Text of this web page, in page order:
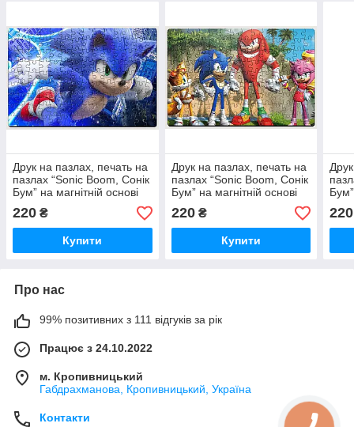
Друк на пазлах, печать на
пазлах “Sonic Boom, Сонік
Бум” на магнітній основі
290х200мм (А4) 16159
220 ₴
Купити
Друк на пазлах, печать на
пазлах “Sonic Boom, Сонік
Бум” на магнітній основі
290х200мм (А4) 16160
220₴
Купити
220
Про нас
99% позитивних з 111 відгуків за рік
Працює з 24.10.2022
м. Кропивницький
Габдрахманова, Кропивницький, Україна
Контакти